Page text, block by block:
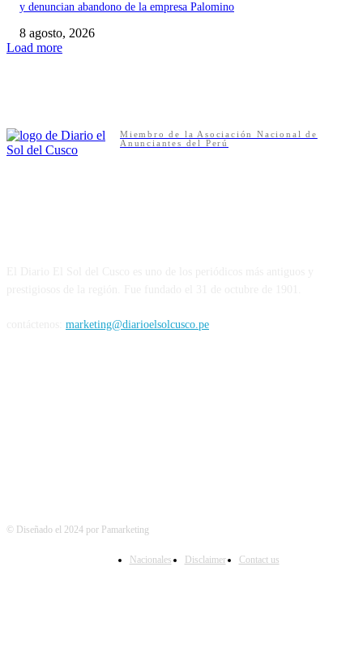
y denuncian abandono de la empresa Palomino
8 agosto, 2026
Load more
Miembro de la Asociación Nacional de
Anunciantes del Perú
marketing@diarioelsolcusco.pe
© Diseñado el 2024 por Pamarketing
Nacionales Disclaimer Contact us